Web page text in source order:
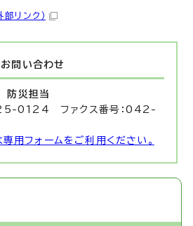
部リンク）
お問い合わせ
防災担当
0124 ファクス番号：042-
用フォームをご利用ください。